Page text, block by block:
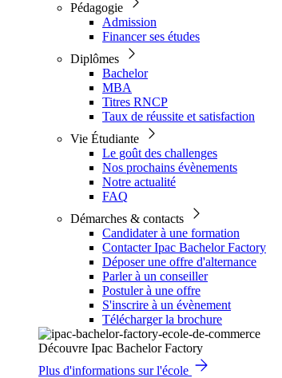
Pédagogie
Admission
Financer ses études
Diplômes
Bachelor
MBA
Titres RNCP
Taux de réussite et satisfaction
Vie Étudiante
Le goût des challenges
Nos prochains évènements
Notre actualité
FAQ
Démarches & contacts
Candidater à une formation
Contacter Ipac Bachelor Factory
Déposer une offre d'alternance
Parler à un conseiller
Postuler à une offre
S'inscrire à un évènement
Télécharger la brochure
Découvre Ipac Bachelor Factory
Plus d'informations sur l'école